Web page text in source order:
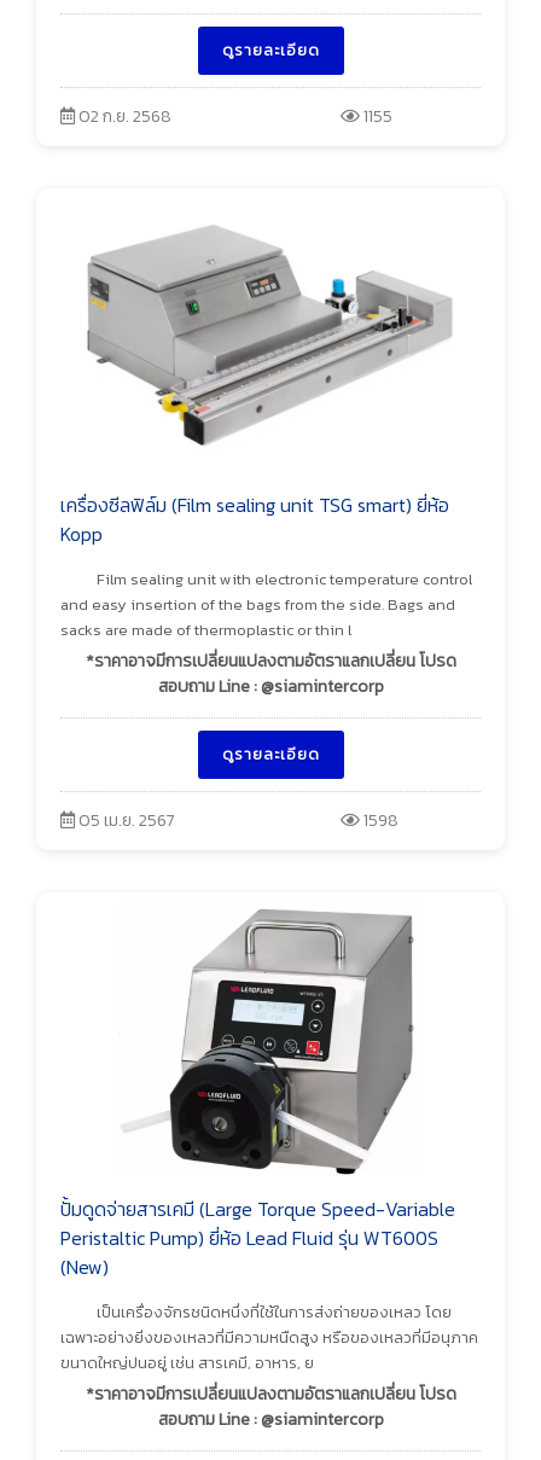
ดูรายละเอียด
02 ก.ย. 2568 1155
เครื่องซีลฟิล์ม (Film sealing unit TSG smart) ยี่ห้อ
Kopp
Film sealing unit with electronic temperature control
and easy insertion of the bags from the side. Bags and
sacks are made of thermoplastic or thin l
*ราคาอาจมีการเปลี่ยนแปลงตามอัตราแลกเปลี่ยน โปรด
สอบถาม Line : @siamintercorp
ดูรายละเอียด
05 เม.ย. 2567 1598
ปั้มดูดจ่ายสารเคมี (Large Torque Speed-Variable
Peristaltic Pump) ยี่ห้อ Lead Fluid รุ่น WT600S
(New)
เป็นเครื่องจักรชนิดหนึ่งที่ใช้ในการส่งถ่ายของเหลว โดย
เฉพาะอย่างยิ่งของเหลวที่มีความหนืดสูง หรือของเหลวที่มีอนุภาค
ขนาดใหญ่ปนอยู่ เช่น สารเคมี, อาหาร, ย
*ราคาอาจมีการเปลี่ยนแปลงตามอัตราแลกเปลี่ยน โปรด
สอบถาม Line : @siamintercorp